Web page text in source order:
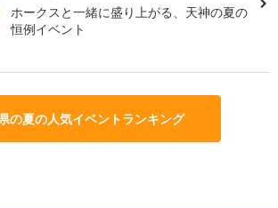
ホークスと一緒に盛り上がる、天神の夏の
恒例イベント
の夏の人気イベントランキング